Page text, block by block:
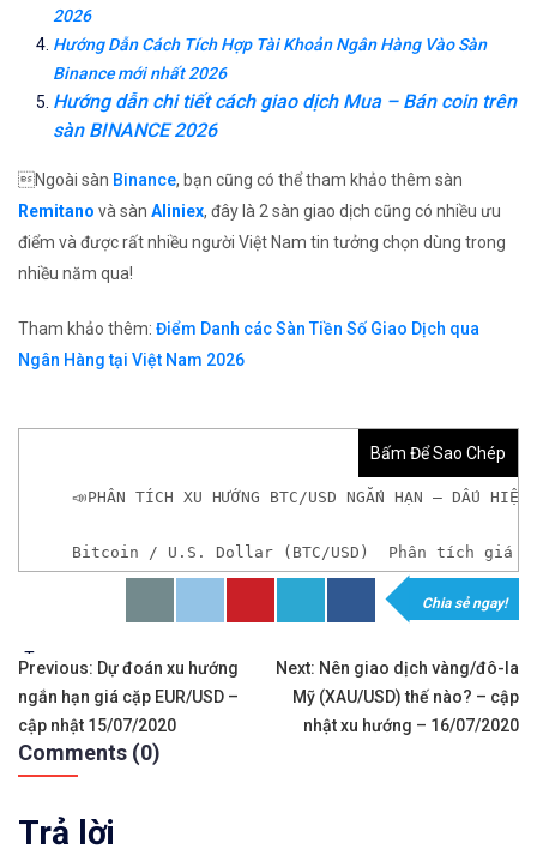
2026
Hướng Dẫn Cách Tích Hợp Tài Khoản Ngân Hàng Vào Sàn
Binance mới nhất 2026
Hướng dẫn chi tiết cách giao dịch Mua – Bán coin trên
sàn BINANCE 2026
Ngoài sàn Binance, bạn cũng có thể tham khảo thêm sàn
Remitano và sàn Aliniex, đây là 2 sàn giao dịch cũng có nhiều ưu
điểm và được rất nhiều người Việt Nam tin tưởng chọn dùng trong
nhiều năm qua!
Tham khảo thêm: Điểm Danh các Sàn Tiền Số Giao Dịch qua
Ngân Hàng tại Việt Nam 2026
Bấm Để Sao Chép
📣PHÂN TÍCH XU HƯỚNG BTC/USD NGẮN HẠN – DẤU
Bitcoin / U.S. Dollar (BTC/USD)  Phân tích giá
𝘟𝘦𝘮 𝘤𝘩𝘪 𝘵𝘪ế𝘵: https://chungkhoanforex.com/
✨🏆𝐀𝐧 𝐭â𝐦 𝐦ở 𝐭à𝐢 𝐤𝐡𝐨ả𝐧 𝐠𝐢𝐚𝐨 𝐝ị𝐜𝐡 𝐁𝐢𝐭𝐜𝐨𝐢𝐧 𝐯à 𝐧𝐡𝐢ề𝐮 𝐥𝐨ạ𝐢
👉𝘔ở 𝘵à𝘪 𝘬𝘩𝘰ả𝘯 𝘵𝘳ê𝘯 𝘴à𝘯 𝘉𝘪𝘯𝘢𝘯𝘤𝘦 𝘯ổ𝘪 𝘵𝘪ế𝘯𝘨:
✅Xem cách mở tài khoản trên sàn Binance được
✅Xem hướng dẫn cách giao dịch Mua – Bán
Chia sẻ ngay!
Tags:
Điều
hướng
bài
viết
Previous: Dự đoán xu hướng
ngắn hạn giá cặp EUR/USD –
cập nhật 15/07/2020
Next: Nên giao dịch vàng/đô-la
Mỹ (XAU/USD) thế nào? – cập
nhật xu hướng – 16/07/2020
Comments (0)
Trả lời